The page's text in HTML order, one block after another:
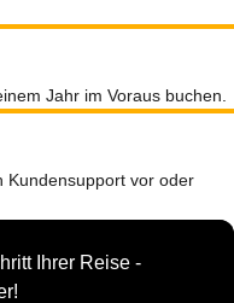
Jahr im Voraus buchen.
Kundensupport vor oder
Ihrer Reise -